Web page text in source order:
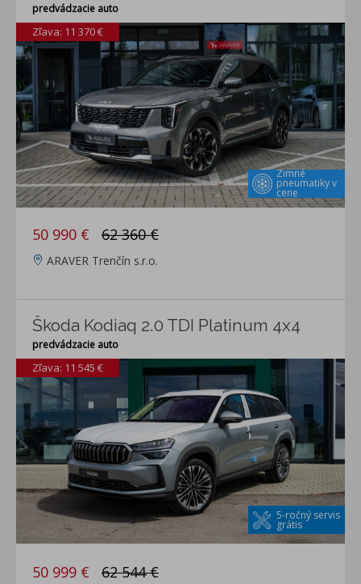
predvádzacie auto
Zimné
pneumatiky v
cene
Zľava: 11 370 €
50 990 € 62 360 €
ARAVER Trenčín s.r.o.
Škoda Kodiaq 2.0 TDI Platinum 4x4
predvádzacie auto
5-ročný servis
grátis
Zľava: 11 545 €
50 999 € 62 544 €